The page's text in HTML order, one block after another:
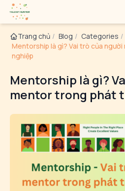
Trang chủ / Blog / Categories /
Mentorship là gì? Vai trò của
nghiệp
Mentorship là gì?
mentor trong phát